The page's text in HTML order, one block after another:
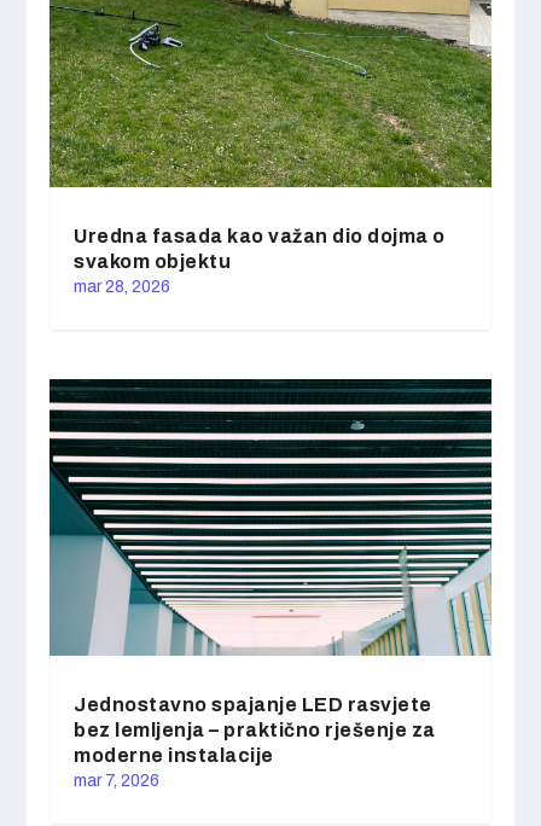
Uredna fasada kao važan dio dojma o
svakom objektu
mar 28, 2026
Jednostavno spajanje LED rasvjete
bez lemljenja – praktično rješenje za
moderne instalacije
mar 7, 2026